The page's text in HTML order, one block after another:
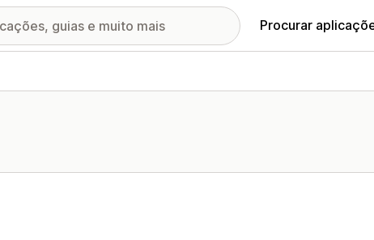
Procurar